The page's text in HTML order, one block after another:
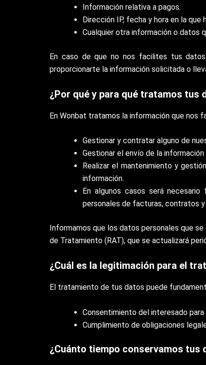
Información relativa a pagos.
Dirección IP, fecha y hora en la
Cualquier otra información o datos
En caso de que no nos facilites tus
proporcionarte la información solicitada o
¿Por qué y para qué tratamos tus
En Wonbat tratamos la información que nos
Gestionar y contratar alguno de
Gestionar el envío de la
Realizar el mantenimiento y
información.
En algunos casos será
personales de facturas, contratos
Informamos que los datos personales que
de Tratamiento (RAT), que se actualizará
¿Cuál es la legitimación para el
El tratamiento de tus datos puede
Consentimiento del interesado
Cumplimiento de obligaciones
¿Cuánto tiempo conservamos tus